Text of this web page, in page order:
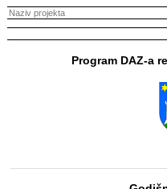
Program DAZ-a